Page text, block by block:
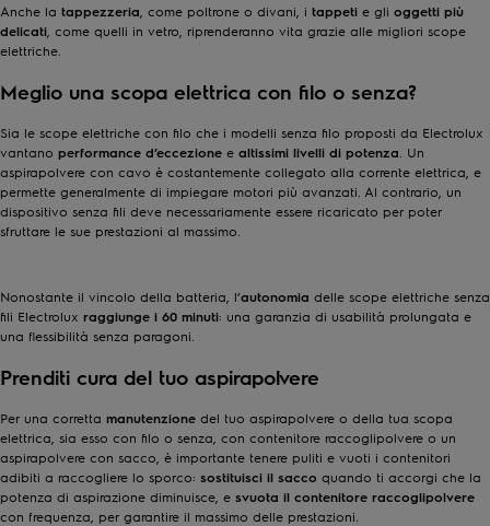
Anche la tappezzeria , come poltrone o divani, i tappeti e gli oggetti più
delicati , come quelli in vetro, riprenderanno vita grazie alle migliori scope
elettriche.
Meglio una scopa elettrica con filo o senza?
Sia le scope elettriche con filo che i modelli senza filo proposti da Electrolux
vantano performance d’eccezione e altissimi livelli di potenza . Un
aspirapolvere con cavo è costantemente collegato alla corrente elettrica, e
permette generalmente di impiegare motori più avanzati. Al contrario, un
dispositivo senza fili deve necessariamente essere ricaricato per poter
sfruttare le sue prestazioni al massimo.
Nonostante il vincolo della batteria, l’autonomia delle scope elettriche senza
fili Electrolux raggiunge i 60 minuti: una garanzia di usabilità prolungata e
una flessibilità senza paragoni.
Prenditi cura del tuo aspirapolvere
Per una corretta manutenzione del tuo aspirapolvere o della tua scopa
elettrica, sia esso con filo o senza, con contenitore raccoglipolvere o un
aspirapolvere con sacco , è importante tenere puliti e vuoti i contenitori
adibiti a raccogliere lo sporco: sostituisci il sacco quando ti accorgi che la
potenza di aspirazione diminuisce, e svuota il contenitore raccoglipolvere
con frequenza, per garantire il massimo delle prestazioni.